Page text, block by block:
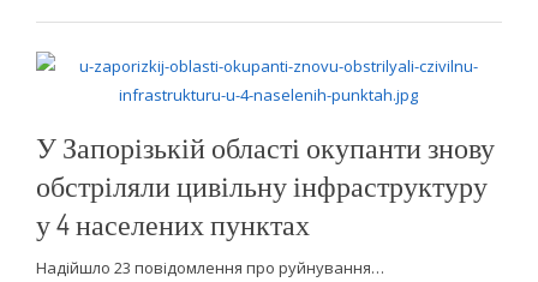
У Запорізькій області окупанти знову
обстріляли цивільну інфраструктуру
у 4 населених пунктах
Надійшло 23 повідомлення про руйнування…